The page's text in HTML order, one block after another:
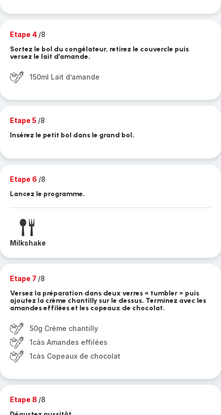
Etape 4 /8
Sortez le bol du congélateur, retirez le couvercle puis
versez le lait d’amande.
150ml Lait d’amande
Etape 5 /8
Insérez le petit bol dans le grand bol.
Etape 6 /8
Lancez le programme.
Milkshake
Etape 7 /8
Versez la préparation dans deux verres « tumbler » puis
ajoutez la crème chantilly sur le dessus. Terminez avec les
amandes effilées et les copeaux de chocolat.
50g Crème chantilly
1càs Amandes effilées
1càs Copeaux de chocolat
Etape 8 /8